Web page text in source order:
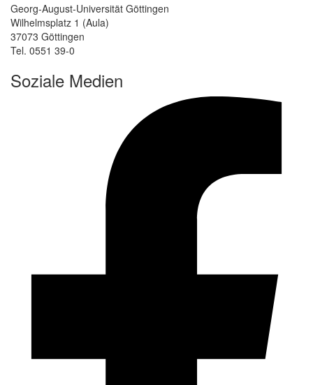
Georg-August-Universität Göttingen
Wilhelmsplatz 1 (Aula)
37073 Göttingen
Tel. 0551 39-0
Soziale Medien